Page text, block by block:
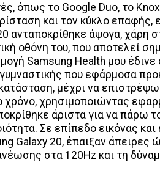
όπως το Google Duo, το
και τον κύκλο επαφής,
ανταποκρίθηκε άψογα, χάρη
οθόνη του, που αποτελεί
Samsung Health μου
που εφάρμοσα
μέχρι να
χρόνο, χρησιμοποιώντας
άριστα για να πάρω
Σε επίπεδο εικόνας
Galaxy 20, έπαιξαν άπειρες
στα 120Hz και τη